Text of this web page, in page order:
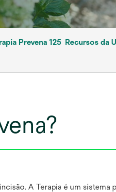
Prevena 125 Recursos da
A Terapia é um